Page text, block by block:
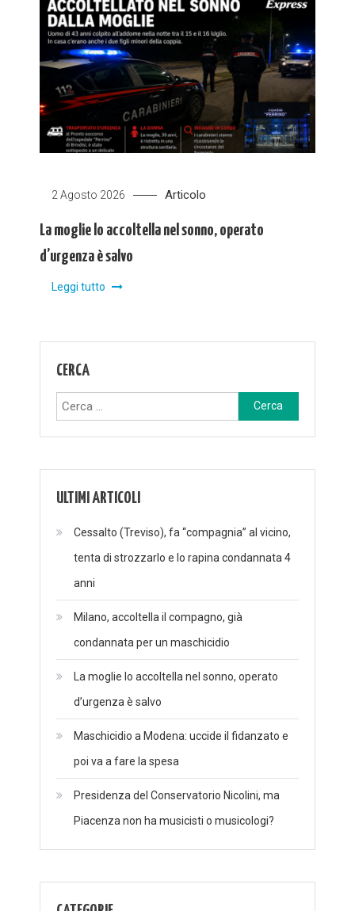
2 Agosto 2026 Articolo
La moglie lo accoltella nel sonno, operato
d’urgenza è salvo
Leggi tutto
CERCA
Ricerca
per:
ULTIMI ARTICOLI
Cessalto (Treviso), fa “compagnia” al vicino,
tenta di strozzarlo e lo rapina condannata 4
anni
Milano, accoltella il compagno, già
condannata per un maschicidio
La moglie lo accoltella nel sonno, operato
d’urgenza è salvo
Maschicidio a Modena: uccide il fidanzato e
poi va a fare la spesa
Presidenza del Conservatorio Nicolini, ma
Piacenza non ha musicisti o musicologi?